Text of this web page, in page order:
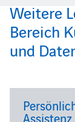
Weitere
Bereich
und
Assistenz